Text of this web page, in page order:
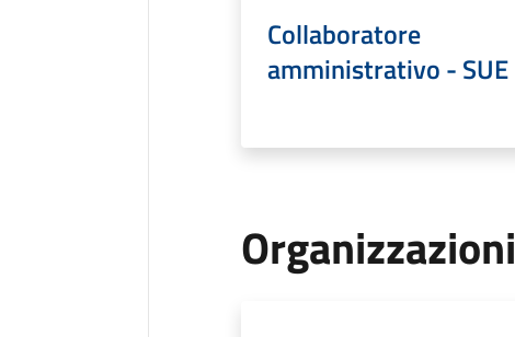
Collaboratore
amministrativo - SUE
Organizzazioni